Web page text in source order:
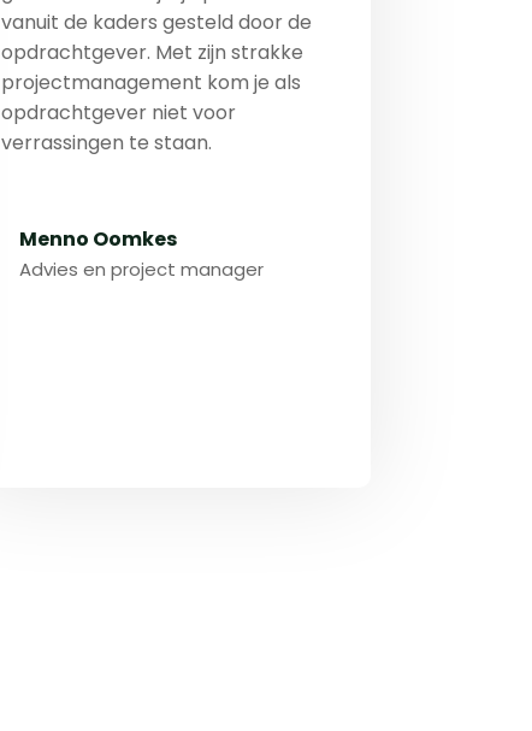
vanuit de kaders gesteld door de
opdrachtgever. Met zijn strakke
projectmanagement kom je als
opdrachtgever niet voor
verrassingen te staan.
Menno Oomkes
Advies en project manager